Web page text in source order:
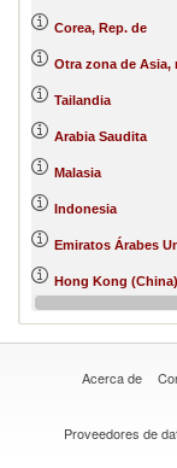
Corea, Rep. de
Otra zona de Asia,
Tailandia
Arabia Saudita
Malasia
Indonesia
Emiratos Árabes
Hong Kong (China)
Acerca de
Proveedores de